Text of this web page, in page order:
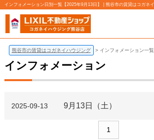
熊谷市の賃貸はコガネイハウジング インフォメーション一覧
インフォメーション
2025-09-13 9月13日（土）
1